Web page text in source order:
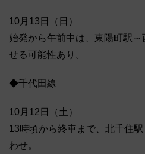
10月13日（日）
始発から午前中は、東陽町駅
せる可能性あり。
◆千代田線
10月12日（土）
13時頃から終車まで、北千住
わせ。